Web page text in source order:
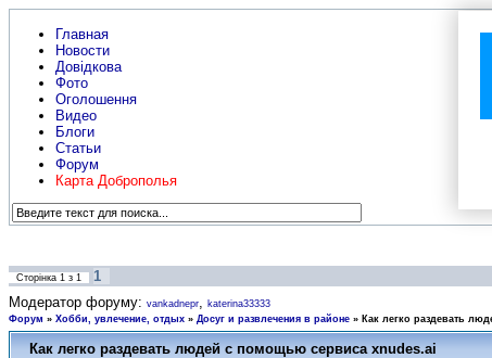
Главная
Новости
Довідкова
Фото
Оголошення
Видео
Блоги
Статьи
Форум
Карта Доброполья
Сторінка 1 з 1
1
Модератор форуму: vankadnepr, katerina33333
Форум » Хобби, увлечение, отдых » Досуг и развлечения в районе » Как легко раздевать
Как легко раздевать людей с помощью сервиса xnudes.ai